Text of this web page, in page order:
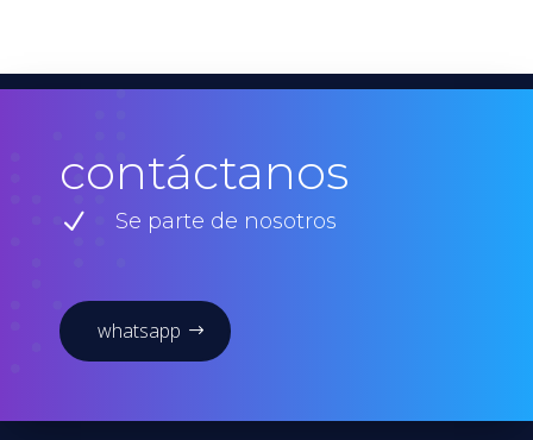
contáctanos
N Se parte de nosotros
whatsapp